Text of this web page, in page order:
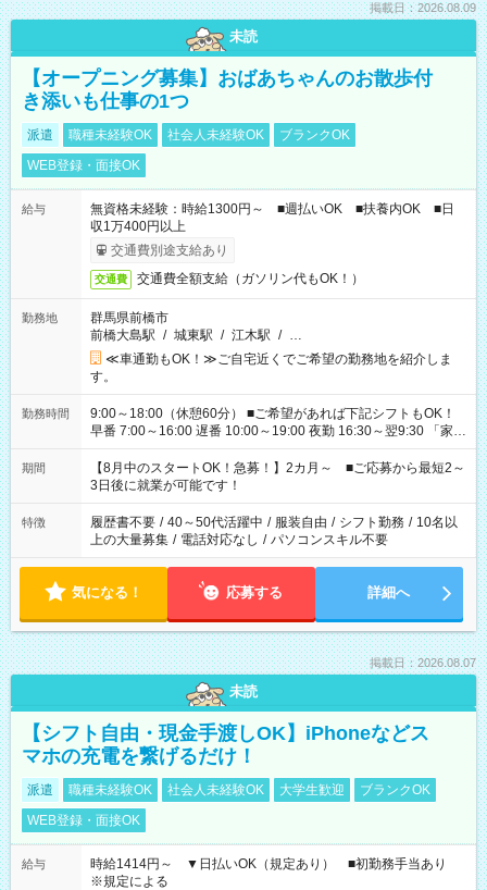
掲載日：2026.08.09
未読
【オープニング募集】おばあちゃんのお散歩付
き添いも仕事の1つ
派遣 職種未経験OK 社会人未経験OK
ブランクOK
WEB登録・面接OK
給与
無資格未経験：時給1300円～ ■週払いOK ■扶養内OK ■日
収1万400円以上
交通費別途支給あり
交通費 交通費全額支給（ガソリン代もOK！）
勤務地
群馬県前橋市
前橋大島駅 / 城東駅 / 江木駅 / …
≪車通勤もOK！≫ご自宅近くでご希望の勤務地を紹介しま
す。
勤務時間
9:00～18:00（休憩60分） ■ご希望があれば下記シフトもOK！
早番 7:00～16:00 遅番 10:00～19:00 夜勤 16:30～翌9:30 「家族
と休みを合わせたい」 「余裕を持って夕飯の準備がしたい」
「できれば残業はしたくない」 など、ご希望を教えてください
ね。 ※Wワーク希望の方へ 今ご覧のお仕事で希望する勤務時間
と、もう1つのお仕事の勤務時間。 合計で週40時間を超える場
合は応募できません。
期間
【8月中のスタートOK！急募！】2カ月～ ■ご応募から最短2～
3日後に就業が可能です！
特徴 履歴書不要 / 40～50代活躍中 / 服装自由 / シフト勤務 / 10名以
上の大量募集 / 電話対応なし / パソコンスキル不要
気になる！ 応募する 詳細へ
掲載日：2026.08.07
未読
【シフト自由・現金手渡しOK】iPhoneなどス
マホの充電を繋げるだけ！
派遣 職種未経験OK 社会人未経験OK 大学生歓迎
ブランクOK
WEB登録・面接OK
給与
時給1414円～ ▼日払いOK（規定あり） ■初勤務手当あり
※規定による